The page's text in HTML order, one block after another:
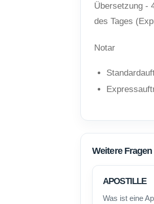
Übersetzung -
des Tages
Notar
Weitere
APOSTILLE
Was ist eine